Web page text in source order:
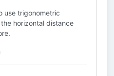
use trigonometric
horizontal distance